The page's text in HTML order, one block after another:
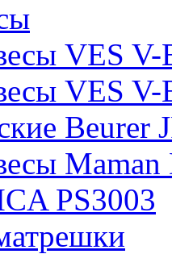
VES
VES
Beurer
PS3003